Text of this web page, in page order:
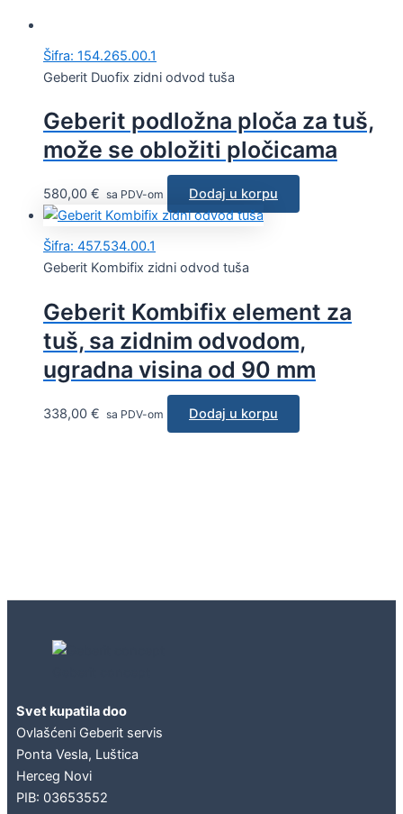
Šifra: 154.265.00.1
Geberit Duofix zidni odvod tuša
Geberit podložna ploča za tuš,
može se obložiti pločicama
580,00 € sa PDV-om Dodaj u korpu
Šifra: 457.534.00.1
Geberit Kombifix zidni odvod tuša
Geberit Kombifix element za
tuš, sa zidnim odvodom,
ugradna visina od 90 mm
338,00 € sa PDV-om Dodaj u korpu
Svet kupatila doo
Ovlašćeni Geberit servis
Ponta Vesla, Luštica
Herceg Novi
PIB: 03653552